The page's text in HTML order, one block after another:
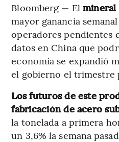
Bloomberg — El
mayor ganancia
operadores pendientes
datos en China que
economía se expandió
el gobierno el trimestre
Los futuros de este
fabricación de acero
la tonelada a primera
un 3,6% la semana